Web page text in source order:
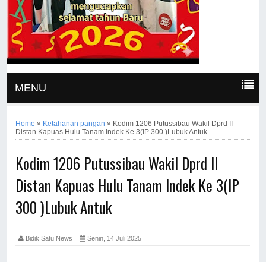
MENU
Home » Ketahanan pangan » Kodim 1206 Putussibau Wakil Dprd II
Distan Kapuas Hulu Tanam Indek Ke 3(IP 300 )Lubuk Antuk
Kodim 1206 Putussibau Wakil Dprd II
Distan Kapuas Hulu Tanam Indek Ke 3(IP
300 )Lubuk Antuk
Bidik Satu News Senin, 14 Juli 2025